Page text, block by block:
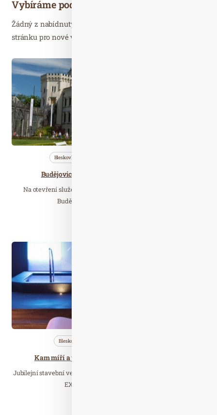
Vybíráme podobné články
Žádný z nabídnutých článků vás nezajímá? Aktualizujte
stránku pro nové výsledky...
Bleskovky
Budějovicko poskytne turistům 1,8 milionu
Na otevření služeb a restart turistické sezony nachystali na
Budějovicku slevy pro ubytované.…
Bleskovky
Kam míří a jaké trendy má svět wellness & SPA?
Jubilejní stavební veletrh FOR ARCH ve dnech 17. až 21. září v PVA
EXPO PRAHA představí také…